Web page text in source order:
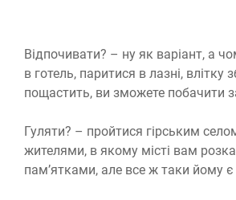
Відпочивати? – ну як варіант, а
в готель, паритися в лазні,
пощастить, ви зможете побачити
Гуляти? – пройтися гірським
жителями, в якому місті вам
пам’ятками, але все ж таки йому